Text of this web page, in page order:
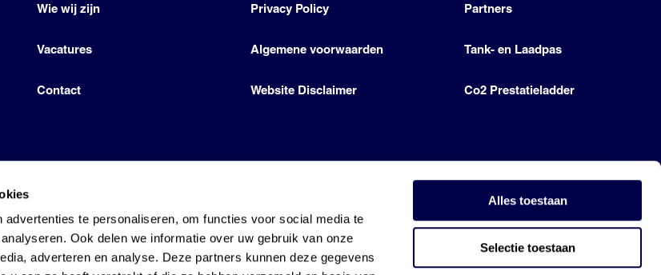
te personaliseren, om functies voor social media te
Ook delen we informatie over uw gebruik van onze
adverteren en analyse. Deze partners kunnen deze gegevens
Alles toestaan
Selectie toestaan
Wie wij zijn
Vacatures
Contact
Privacy Policy
Algemene voorwaarden
Website Disclaimer
Partners
Tank- en Laadpas
Co2 Prestatieladder
Hartog Energies